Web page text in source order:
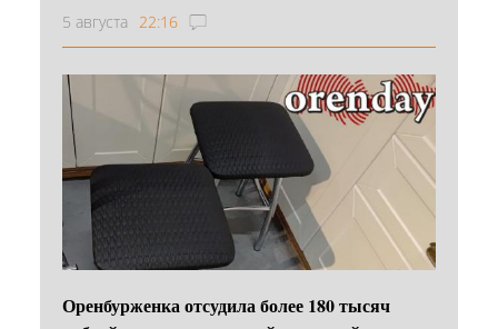
5 августа 22:16
Оренбурженка отсудила более 180 тысяч